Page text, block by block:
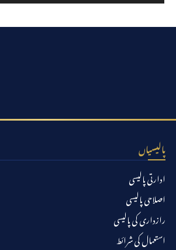
پالیسیاں
ادارتی پالیسی
اصلاحی پالیسی
رازداری کی پالیسی
استعمال کی شرائط